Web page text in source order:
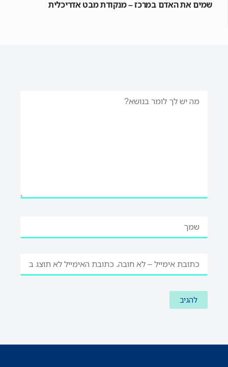
שמים את האדם במרכז – מנקודת מבט אדריכלית